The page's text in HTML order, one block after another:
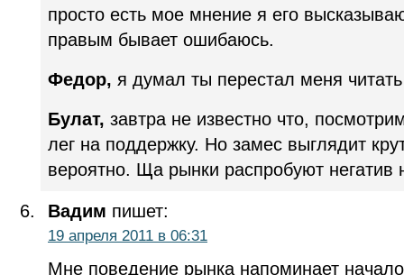
просто есть мое мнение я его
правым бывает ошибаюсь.
Федор, я думал ты перестал меня
Булат, завтра не известно что,
лег на поддержку. Но замес выглядит
вероятно. Ща рынки распробуют негатив
Вадим пишет:
19 апреля 2011 в 06:31
Мне поведение рынка напоминает